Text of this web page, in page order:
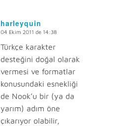
harleyquin
says:
04 Ekim 2011 de 14:38
Türkçe karakter
desteğini doğal olarak
vermesi ve formatlar
konusundaki esnekliği
de Nook’u bir (ya da
yarım) adım öne
çıkarıyor olabilir,